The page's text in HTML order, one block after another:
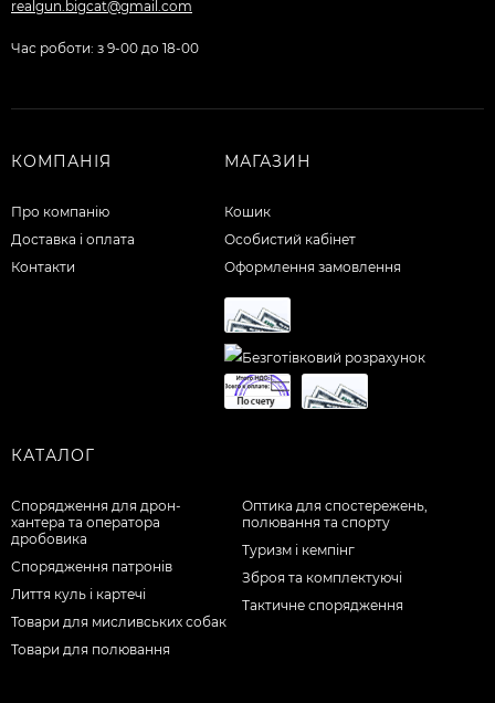
realgun.bigcat@gmail.com
Час роботи: з 9-00 до 18-00
КОМПАНІЯ
Про компанію
Доставка і оплата
Контакти
МАГАЗИН
Кошик
Особистий кабінет
Оформлення замовлення
КАТАЛОГ
Спорядження для дрон-
хантера та оператора
дробовика
Спорядження патронів
Лиття куль і картечі
Товари для мисливських собак
Товари для полювання
Оптика для спостережень,
полювання та спорту
Туризм і кемпінг
Зброя та комплектуючі
Тактичне спорядження